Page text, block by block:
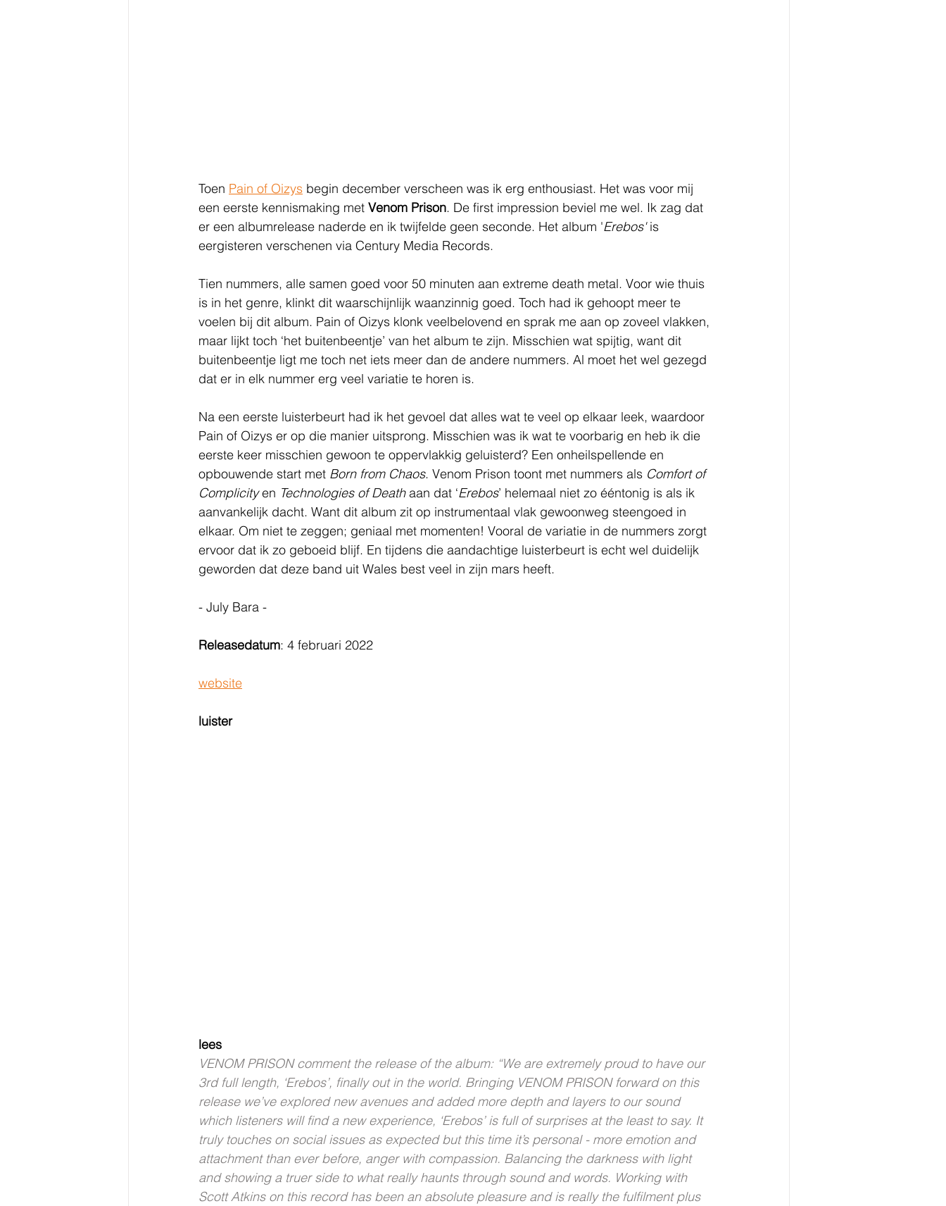
Toen Pain of Oizys begin december verscheen was ik erg enthousiast. Het was voor mij
een eerste kennismaking met Venom Prison. De first impression beviel me wel. Ik zag dat
er een albumrelease naderde en ik twijfelde geen seconde. Het album 'Erebos' is
eergisteren verschenen via Century Media Records.
Tien nummers, alle samen goed voor 50 minuten aan extreme death metal. Voor wie thuis
is in het genre, klinkt dit waarschijnlijk waanzinnig goed. Toch had ik gehoopt meer te
voelen bij dit album. Pain of Oizys klonk veelbelovend en sprak me aan op zoveel vlakken,
maar lijkt toch ‘het buitenbeentje’ van het album te zijn. Misschien wat spijtig, want dit
buitenbeentje ligt me toch net iets meer dan de andere nummers. Al moet het wel gezegd
dat er in elk nummer erg veel variatie te horen is.
Na een eerste luisterbeurt had ik het gevoel dat alles wat te veel op elkaar leek, waardoor
Pain of Oizys er op die manier uitsprong. Misschien was ik wat te voorbarig en heb ik die
eerste keer misschien gewoon te oppervlakkig geluisterd? Een onheilspellende en
opbouwende start met Born from Chaos. Venom Prison toont met nummers als Comfort of
Complicity en Technologies of Death aan dat ‘Erebos’ helemaal niet zo ééntonig is als ik
aanvankelijk dacht. Want dit album zit op instrumentaal vlak gewoonweg steengoed in
elkaar. Om niet te zeggen; geniaal met momenten! Vooral de variatie in de nummers zorgt
ervoor dat ik zo geboeid blijf. En tijdens die aandachtige luisterbeurt is echt wel duidelijk
geworden dat deze band uit Wales best veel in zijn mars heeft.
- July Bara -
Releasedatum: 4 februari 2022
website
luister
lees
VENOM PRISON comment the release of the album: “We are extremely proud to have our
3rd full length, ‘Erebos’, finally out in the world. Bringing VENOM PRISON forward on this
release we’ve explored new avenues and added more depth and layers to our sound
which listeners will find a new experience, ‘Erebos’ is full of surprises at the least to say. It
truly touches on social issues as expected but this time it’s personal - more emotion and
attachment than ever before, anger with compassion. Balancing the darkness with light
and showing a truer side to what really haunts through sound and words. Working with
Scott Atkins on this record has been an absolute pleasure and is really the fulfilment plus